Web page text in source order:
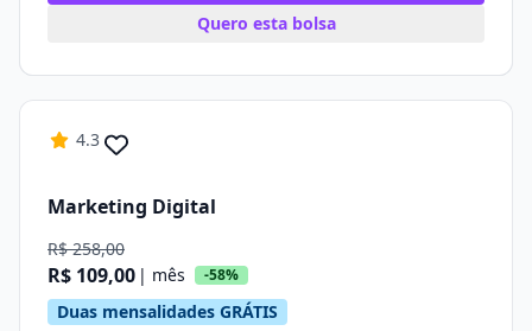
Quero esta bolsa
4.3
Marketing Digital
R$ 258,00
R$ 109,00 | mês -58%
Duas mensalidades GRÁTIS